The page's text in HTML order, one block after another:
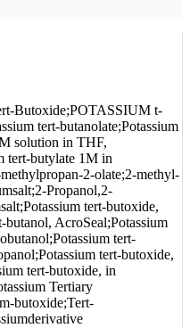
Butoxide;POTASSIUM t-
tert-butanolate;Potassium
solution in THF,
tert-butylate 1M in
2-olate;2-methyl-
Propanol,2-
tert-butoxide,
AcroSeal;Potassium
tert-
tert-butoxide,
tert-butoxide, in
Tertiary
butoxide;Tert-